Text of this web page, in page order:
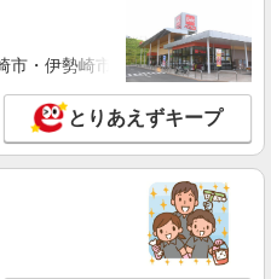
市・伊勢崎市・太田市・館林市
とりあえずキープ